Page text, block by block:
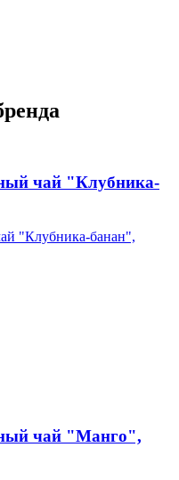
чай "Клубника-
чай "Манго",